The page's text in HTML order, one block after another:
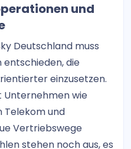
und
Deutschland muss
entschieden, die
einzusetzen.
Unternehmen wie
Telekom und
Vertriebswege
stehen noch aus, es